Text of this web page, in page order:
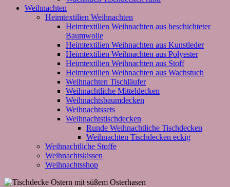
Weihnachten
Heimtextilien Weihnachten
Heimtextilien Weihnachten aus beschichteter
Baumwolle
Heimtextilien Weihnachten aus Kunstleder
Heimtextilien Weihnachten aus Polyester
Heimtextilien Weihnachten aus Stoff
Heimtextilien Weihnachten aus Wachstuch
Weihnachten Tischläufer
Weihnachtliche Mitteldecken
Weihnachtsbaumdecken
Weihnachtssets
Weihnachtstischdecken
Runde Weihnachtliche Tischdecken
Weihnachten Tischdecken eckig
Weihnachtliche Stoffe
Weihnachtskissen
Weihnachtsshop